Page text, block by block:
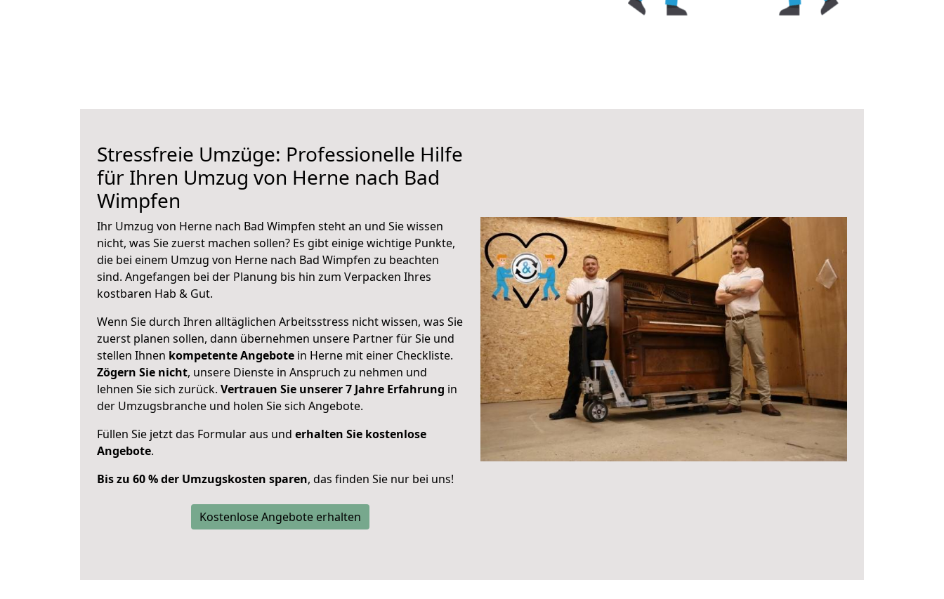
Stressfreie Umzüge: Professionelle Hilfe
für Ihren Umzug von Herne nach Bad
Wimpfen
Ihr Umzug von Herne nach Bad Wimpfen steht an und Sie wissen
nicht, was Sie zuerst machen sollen? Es gibt einige wichtige Punkte,
die bei einem Umzug von Herne nach Bad Wimpfen zu beachten
sind. Angefangen bei der Planung bis hin zum Verpacken Ihres
kostbaren Hab & Gut.
Wenn Sie durch Ihren alltäglichen Arbeitsstress nicht wissen, was Sie
zuerst planen sollen, dann übernehmen unsere Partner für Sie und
stellen Ihnen kompetente Angebote in Herne mit einer Checkliste.
Zögern Sie nicht, unsere Dienste in Anspruch zu nehmen und
lehnen Sie sich zurück. Vertrauen Sie unserer 7 Jahre Erfahrung in
der Umzugsbranche und holen Sie sich Angebote.
Füllen Sie jetzt das Formular aus und erhalten Sie kostenlose
Angebote.
Bis zu 60 % der Umzugskosten sparen, das finden Sie nur bei uns!
Kostenlose Angebote erhalten